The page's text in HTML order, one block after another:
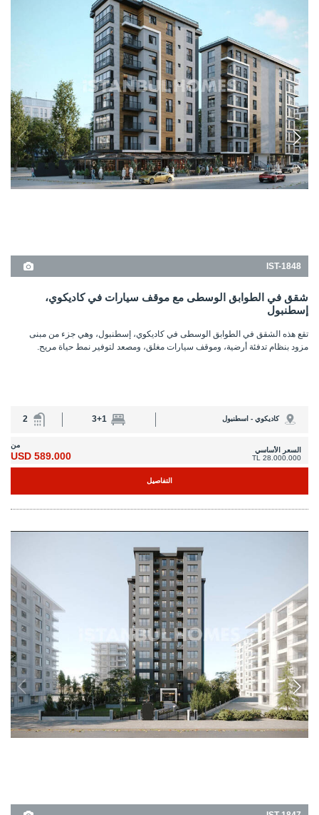
IST-1848
شقق في الطوابق الوسطى مع موقف سيارات في كاديكوي،
إسطنبول
تقع هذه الشقق في الطوابق الوسطى في كاديكوي، إسطنبول، وهي جزء من مبنى
مزود بنظام تدفئة أرضية، وموقف سيارات مغلق، ومصعد لتوفير نمط حياة مريح.
السعر الأساسي
التفاصيل
شقق أنيقة في الطابق الأوسط في كاديكوي، إسطنبول
تقع هذه الشقق في الطابق الأوسط في كاديكوي، إسطنبول، ضمن مبنى مكون من 14
طابقًا، وتضم موقف سيارات مغلق وحديقة مشتركة، مما يجعلها مثالية للاسترخاء.
كاديكوي - اسطنبول 3+1
2
السعر الأساسي
19.750.000 TL
من
415.000 USD